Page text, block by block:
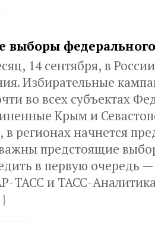
выборы
, 14 сентября, в
Избирательные
во всех субъектах
Крым и
, в регионах начнется
предстоящие
в первую очередь
ТАСС и ТАСС-
}